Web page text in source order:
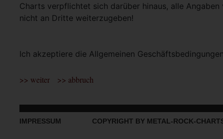
Charts verpflichtet sich darüber hinaus, alle
nicht an Dritte weiterzugeben!
Ich akzeptiere die Allgemeinen
IMPRESSUM COPYRIGHT BY METAL-ROCK-